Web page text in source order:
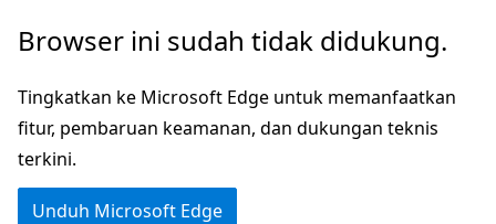
Lompati
konten
utama
Lewati
navigasi
dalam
halaman
Browser ini sudah tidak didukung.
Tingkatkan ke Microsoft Edge untuk memanfaatkan
fitur, pembaruan keamanan, dan dukungan teknis
terkini.
Unduh Microsoft Edge